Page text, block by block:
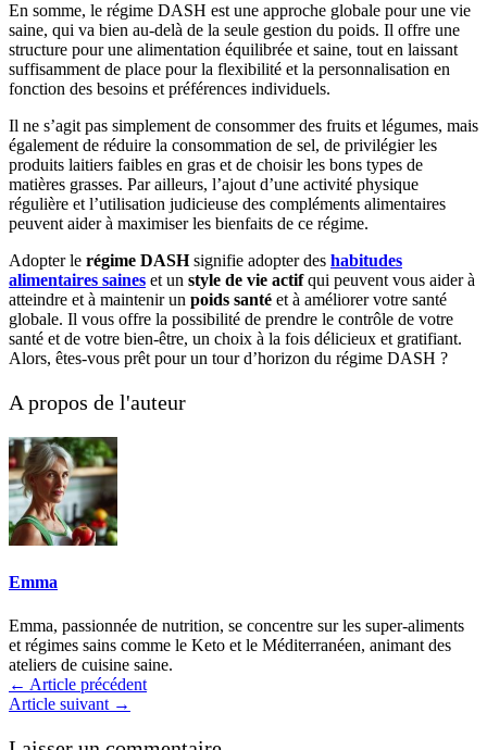
En somme, le régime DASH est une approche globale pour une vie
saine, qui va bien au-delà de la seule gestion du poids. Il offre une
structure pour une alimentation équilibrée et saine, tout en laissant
suffisamment de place pour la flexibilité et la personnalisation en
fonction des besoins et préférences individuels.
Il ne s’agit pas simplement de consommer des fruits et légumes, mais
également de réduire la consommation de sel, de privilégier les
produits laitiers faibles en gras et de choisir les bons types de
matières grasses. Par ailleurs, l’ajout d’une activité physique
régulière et l’utilisation judicieuse des compléments alimentaires
peuvent aider à maximiser les bienfaits de ce régime.
Adopter le régime DASHsignifie adopter des habitudes
alimentaires saines et un style de vie actifqui peuvent vous aider à
atteindre et à maintenir un poids santé et à améliorer votre santé
globale. Il vous offre la possibilité de prendre le contrôle de votre
santé et de votre bien-être, un choix à la fois délicieux et gratifiant.
Alors, êtes-vous prêt pour un tour d’horizon du régime DASH ?
A propos de l'auteur
Emma
Emma, passionnée de nutrition, se concentre sur les super-aliments
et régimes sains comme le Keto et le Méditerranéen, animant des
ateliers de cuisine saine.
← Article précédent
Article suivant →